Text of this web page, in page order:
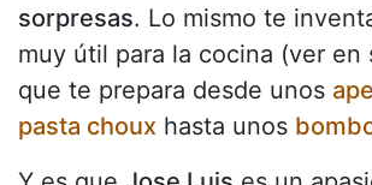
sorpresas. Lo mismo te
muy útil para la cocina (ver en
que te prepara desde unos
pasta choux hasta unos